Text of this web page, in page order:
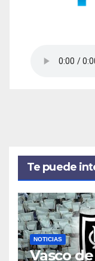
Te puede
NOTICIAS
Vasco